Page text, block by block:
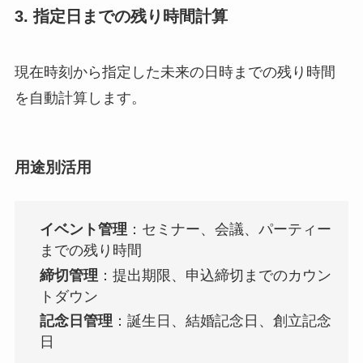
3. 指定日までの残り時間計算
現在時刻から指定した未来の日時までの残り時間
を自動計算します。
用途別活用
イベント管理 ：セミナー、会議、パーティー
までの残り時間
締切管理 ：提出期限、申込締切までのカウン
トダウン
記念日管理 ：誕生日、結婚記念日、創立記念
日